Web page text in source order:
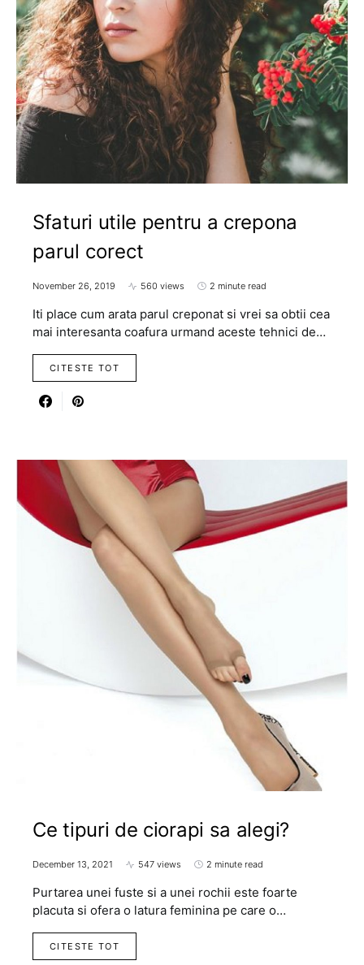
Sfaturi utile pentru a crepona
parul corect
November 26, 2019 560 views 2 minute read
Iti place cum arata parul creponat si vrei sa obtii cea
mai interesanta coafura urmand aceste tehnici de…
CITESTE TOT
Ce tipuri de ciorapi sa alegi?
December 13, 2021 547 views 2 minute read
Purtarea unei fuste si a unei rochii este foarte
placuta si ofera o latura feminina pe care o…
CITESTE TOT